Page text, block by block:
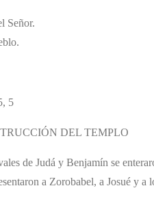
Señor.
5
DEL TEMPLO
de Judá y Benjamín se
a Zorobabel, a Josué y a